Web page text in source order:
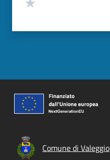
Comune di Valeggio